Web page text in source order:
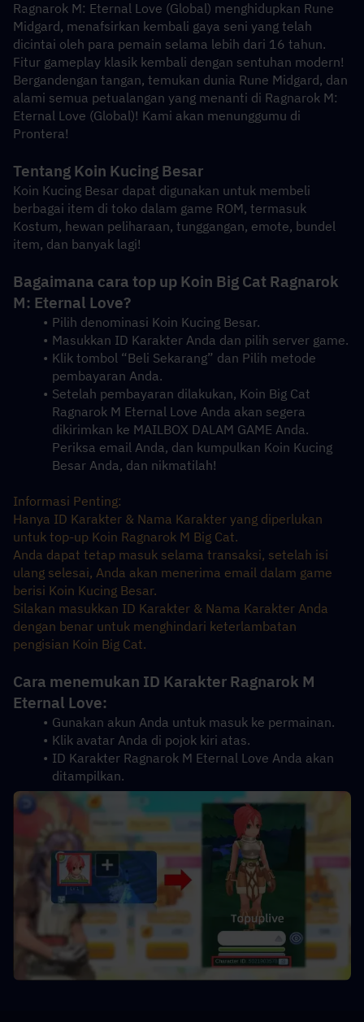
Ragnarok M: Eternal Love (Global) menghidupkan Rune
Midgard, menafsirkan kembali gaya seni yang telah
dicintai oleh para pemain selama lebih dari 16 tahun.
Fitur gameplay klasik kembali dengan sentuhan modern!
Bergandengan tangan, temukan dunia Rune Midgard, dan
alami semua petualangan yang menanti di Ragnarok M:
Eternal Love (Global)! Kami akan menunggumu di
Prontera!
Tentang Koin Kucing Besar
Koin Kucing Besar dapat digunakan untuk membeli
berbagai item di toko dalam game ROM, termasuk
Kostum, hewan peliharaan, tunggangan, emote, bundel
item, dan banyak lagi!
Bagaimana cara top up Koin Big Cat Ragnarok
M: Eternal Love?
Pilih denominasi Koin Kucing Besar.
Masukkan ID Karakter Anda dan pilih server game.
Klik tombol “Beli Sekarang” dan Pilih metode
pembayaran Anda.
Setelah pembayaran dilakukan, Koin Big Cat
Ragnarok M Eternal Love Anda akan segera
dikirimkan ke MAILBOX DALAM GAME Anda.
Periksa email Anda, dan kumpulkan Koin Kucing
Besar Anda, dan nikmatilah!
Informasi Penting:
Hanya ID Karakter & Nama Karakter yang diperlukan
untuk top-up Koin Ragnarok M Big Cat.
Anda dapat tetap masuk selama transaksi, setelah isi
ulang selesai, Anda akan menerima email dalam game
berisi Koin Kucing Besar.
Silakan masukkan ID Karakter & Nama Karakter Anda
dengan benar untuk menghindari keterlambatan
pengisian Koin Big Cat.
Cara menemukan ID Karakter Ragnarok M
Eternal Love:
Gunakan akun Anda untuk masuk ke permainan.
Klik avatar Anda di pojok kiri atas.
ID Karakter Ragnarok M Eternal Love Anda akan
ditampilkan.